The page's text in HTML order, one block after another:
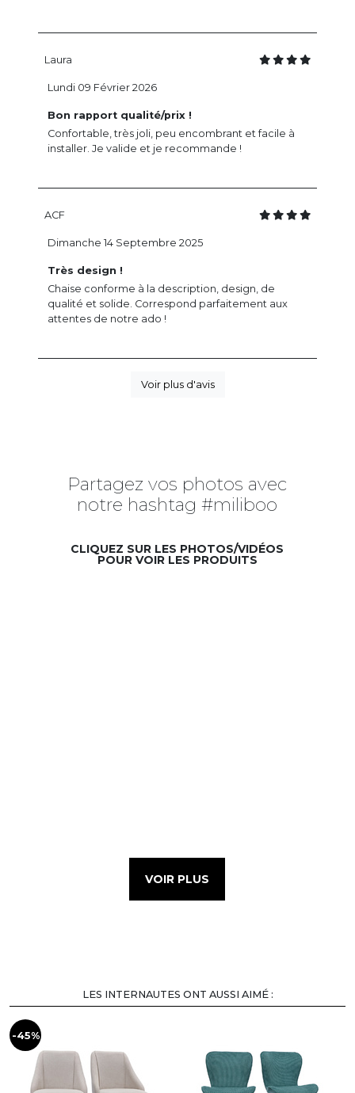
Laura
Bon rapport qualité/prix !
Confortable, très joli, peu encombrant et facile à
installer. Je valide et je recommande !
Lundi 09 Février 2026
ACF
Très design !
Chaise conforme à la description, design, de
qualité et solide. Correspond parfaitement aux
attentes de notre ado !
Dimanche 14 Septembre 2025
Voir plus d'avis
Partagez vos photos avec
notre hashtag #miliboo
CLIQUEZ SUR LES PHOTOS/VIDÉOS
POUR VOIR LES PRODUITS
VOIR PLUS
LES INTERNAUTES ONT AUSSI AIMÉ :
-45%